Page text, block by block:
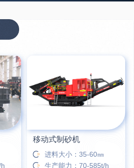
：硬岩颚式破碎机带不带电机？
水泥厂熟料能破碎吗？推荐用什么机器？
款破碎机一小时产能多大？是用电的还是燃油的？
50吨左右的制砂机大概什么价位？
：洗石英砂全套设备有哪些？
移动式制砂机
进料大小：35-60㎜
生产能力：70-585t/h